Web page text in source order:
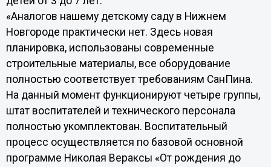
«Аналогов нашему детскому саду в Нижнем
Новгороде практически нет. Здесь новая
планировка, использованы современные
строительные материалы, все оборудование
полностью соответствует требованиям СанПина.
На данный момент функционируют четыре группы,
штат воспитателей и технического персонала
полностью укомплектован. Воспитательный
процесс осуществляется по базовой основной
программе Николая Вераксы «От рождения до